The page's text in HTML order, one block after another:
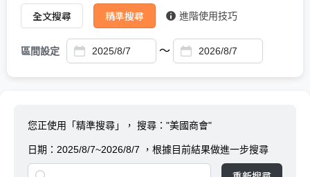
全文搜尋 精準搜尋 進階使用技巧
區間設定 ～
您正使用「精準搜尋」， 搜尋："美國商會"
日期： 2025/8/7~2026/8/7 ，根據目前結果做進一步搜尋